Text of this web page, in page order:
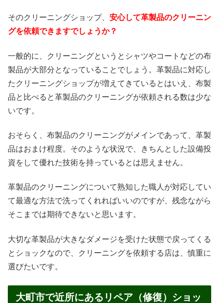
そのクリーニングショップ、 安心して革製品のクリーニン
グを依頼できますでしょうか？
一般的に、クリーニングというとシャツやコートなどの布
製品が大部分となっていることでしょう。革製品に対応し
たクリーニングショップが増えてきているとはいえ、布製
品と比べると革製品のクリーニングが依頼される数は少な
いです。
おそらく、布製品のクリーニングがメインであって、革製
品はおまけ程度。そのような状況で、きちんとした設備投
資をして優れた技術を持っているとは思えません。
革製品のクリーニングについて熟知した職人が対応してい
て最適な方法で洗ってくれればいいのですが、残念ながら
そこまでは期待できないと思います。
大切な革製品が大きなダメージを受けた状態で戻ってくる
とショックなので、クリーニングを依頼する店は、慎重に
選びたいです。
大町市で近所にあるリペア（修復）ショッ